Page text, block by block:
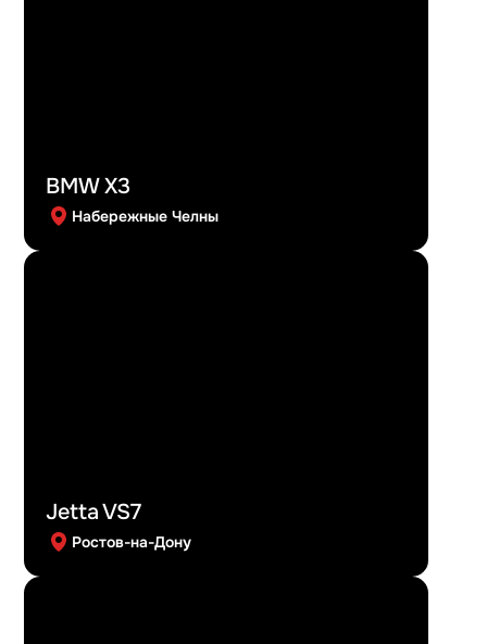
BMW X3
Набережные Челны
Jetta VS7
Ростов-на-Дону